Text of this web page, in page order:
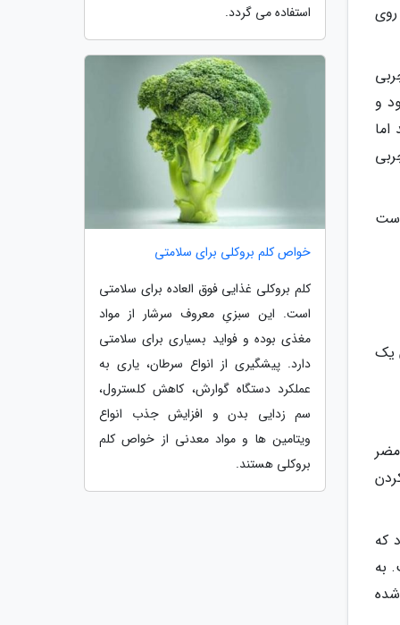
و
یک
که
به
استفاده می گردد.
خواص کلم بروکلی برای سلامتی
کلم بروکلی غذایی فوق العاده برای سلامتی
است. این سبزیِ معروف سرشار از مواد
مغذی بوده و فواید بسیاری برای سلامتی
دارد. پیشگیری از انواع سرطان، یاری به
عملکرد دستگاه گوارش، کاهش کلسترول،
سم زدایی بدن و افزایش جذب انواع
ویتامین ها و مواد معدنی از خواص کلم
بروکلی هستند.